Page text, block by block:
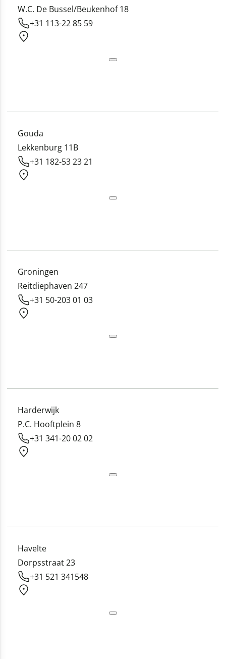
W.C. De Bussel/Beukenhof 18
+31 113-22 85 59
Gouda
Lekkenburg 11B
+31 182-53 23 21
Groningen
Reitdiephaven 247
+31 50-203 01 03
Harderwijk
P.C. Hooftplein 8
+31 341-20 02 02
Havelte
Dorpsstraat 23
+31 521 341548